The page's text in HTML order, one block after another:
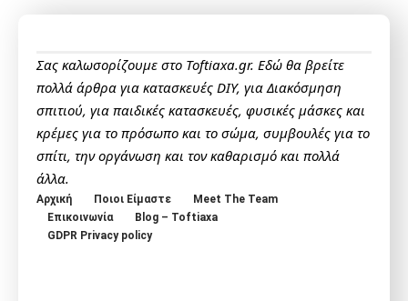
Σας καλωσορίζουμε στο Toftiaxa.gr. Εδώ θα βρείτε
πολλά άρθρα για κατασκευές DIY, για Διακόσμηση
σπιτιού, για παιδικές κατασκευές, φυσικές μάσκες και
κρέμες για το πρόσωπο και το σώμα, συμβουλές για το
σπίτι, την οργάνωση και τον καθαρισμό και πολλά
άλλα.
Αρχική Ποιοι Είμαστε
Meet The Team
Επικοινωνία
Blog – Toftiaxa
GDPR Privacy policy